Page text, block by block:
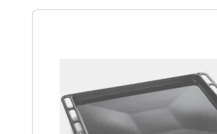
Produktgalerie überspringen